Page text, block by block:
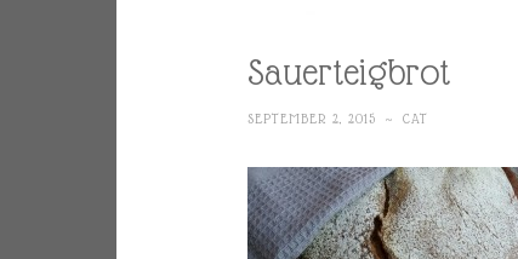
Sauerteigbrot
SEPTEMBER 2, 2015 ~ CAT